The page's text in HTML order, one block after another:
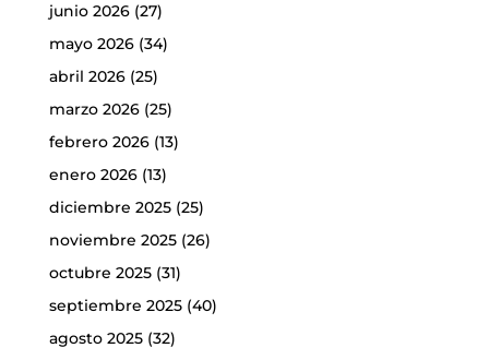
junio 2026(27)
mayo 2026(34)
abril 2026(25)
marzo 2026(25)
febrero 2026(13)
enero 2026(13)
diciembre 2025(25)
noviembre 2025(26)
octubre 2025(31)
septiembre 2025(40)
agosto 2025(32)